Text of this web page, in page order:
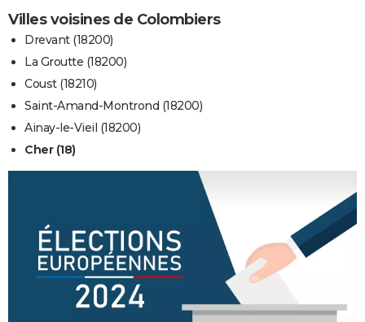
Villes voisines de Colombiers
Drevant (18200)
La Groutte (18200)
Coust (18210)
Saint-Amand-Montrond (18200)
Ainay-le-Vieil (18200)
Cher (18)